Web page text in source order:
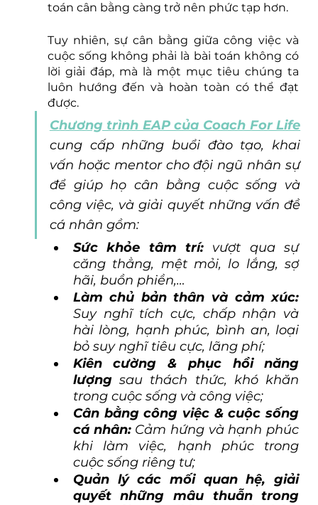
toán cân bằng càng trở nên phức tạp hơn.
Tuy nhiên, sự cân bằng giữa công việc và
cuộc sống không phải là bài toán không có
lời giải đáp, mà là một mục tiêu chúng ta
luôn hướng đến và hoàn toàn có thể đạt
được.
Chương trình EAP của Coach For Life
cung cấp những buổi đào tạo, khai
vấn hoặc mentor cho đội ngũ nhân sự
để giúp họ cân bằng cuộc sống và
công việc, và giải quyết những vấn đề
cá nhân gồm:
Sức khỏe tâm trí: vượt qua sự
căng thẳng, mệt mỏi, lo lắng, sợ
hãi, buồn phiền,…
Làm chủ bản thân và cảm xúc:
Suy nghĩ tích cực, chấp nhận và
hài lòng, hạnh phúc, bình an, loại
bỏ suy nghĩ tiêu cực, lãng phí;
Kiên cường & phục hồi năng
lượng sau thách thức, khó khăn
trong cuộc sống và công việc;
Cân bằng công việc & cuộc sống
cá nhân: Cảm hứng và hạnh phúc
khi làm việc, hạnh phúc trong
cuộc sống riêng tư;
Quản lý các mối quan hệ, giải
quyết những mâu thuẫn trong